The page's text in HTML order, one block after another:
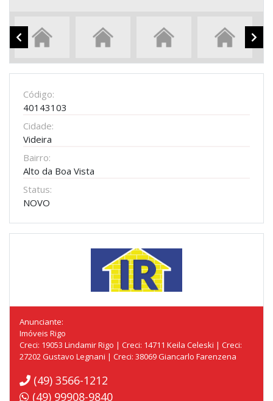
Código:
40143103
Cidade:
Videira
Bairro:
Alto da Boa Vista
Status:
NOVO
Anunciante:
Imóveis Rigo
Creci: 19053 Lindamir Rigo | Creci: 14711 Keila Celeski | Creci:
27202 Gustavo Legnani | Creci: 38069 Giancarlo Farenzena
(49) 3566-1212
(49) 99908-9840